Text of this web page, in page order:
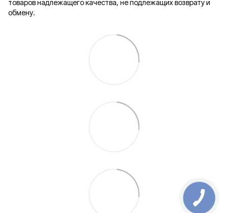
товаров надлежащего качества, не подлежащих возврату и
обмену.